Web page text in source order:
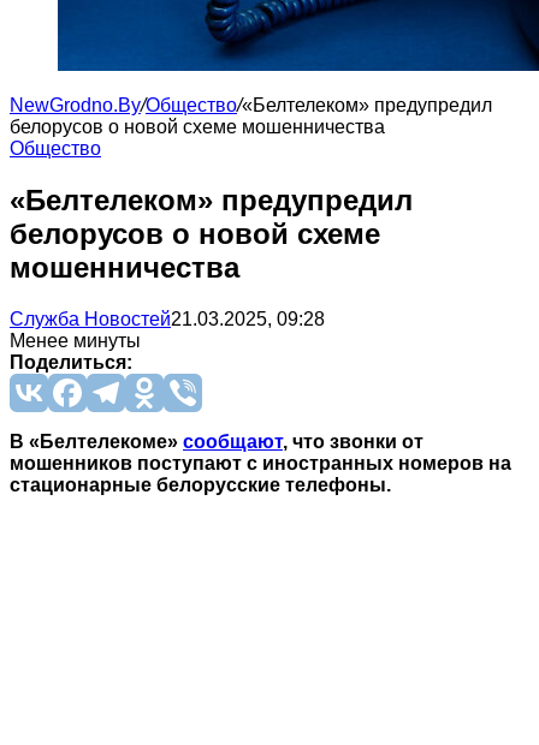
NewGrodno.By/Общество/«Белтелеком» предупредил
белорусов о новой схеме мошенничества
Общество
«Белтелеком» предупредил
белорусов о новой схеме
мошенничества
Служба Новостей21.03.2025, 09:28
Менее минуты
Поделиться:
В «Белтелекоме» сообщают, что звонки от
мошенников поступают с иностранных номеров на
стационарные белорусские телефоны.